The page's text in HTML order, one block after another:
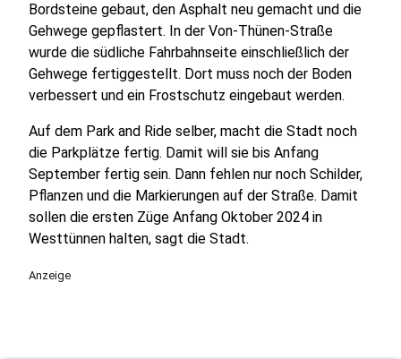
Bordsteine gebaut, den Asphalt neu gemacht und die
Gehwege gepflastert. In der Von-Thünen-Straße
wurde die südliche Fahrbahnseite einschließlich der
Gehwege fertiggestellt. Dort muss noch der Boden
verbessert und ein Frostschutz eingebaut werden.
Auf dem Park and Ride selber, macht die Stadt noch
die Parkplätze fertig. Damit will sie bis Anfang
September fertig sein. Dann fehlen nur noch Schilder,
Pflanzen und die Markierungen auf der Straße. Damit
sollen die ersten Züge Anfang Oktober 2024 in
Westtünnen halten, sagt die Stadt.
Anzeige